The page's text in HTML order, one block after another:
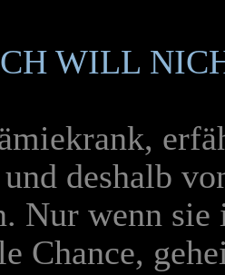
WILL
deshalb
Nur wenn
Chance,